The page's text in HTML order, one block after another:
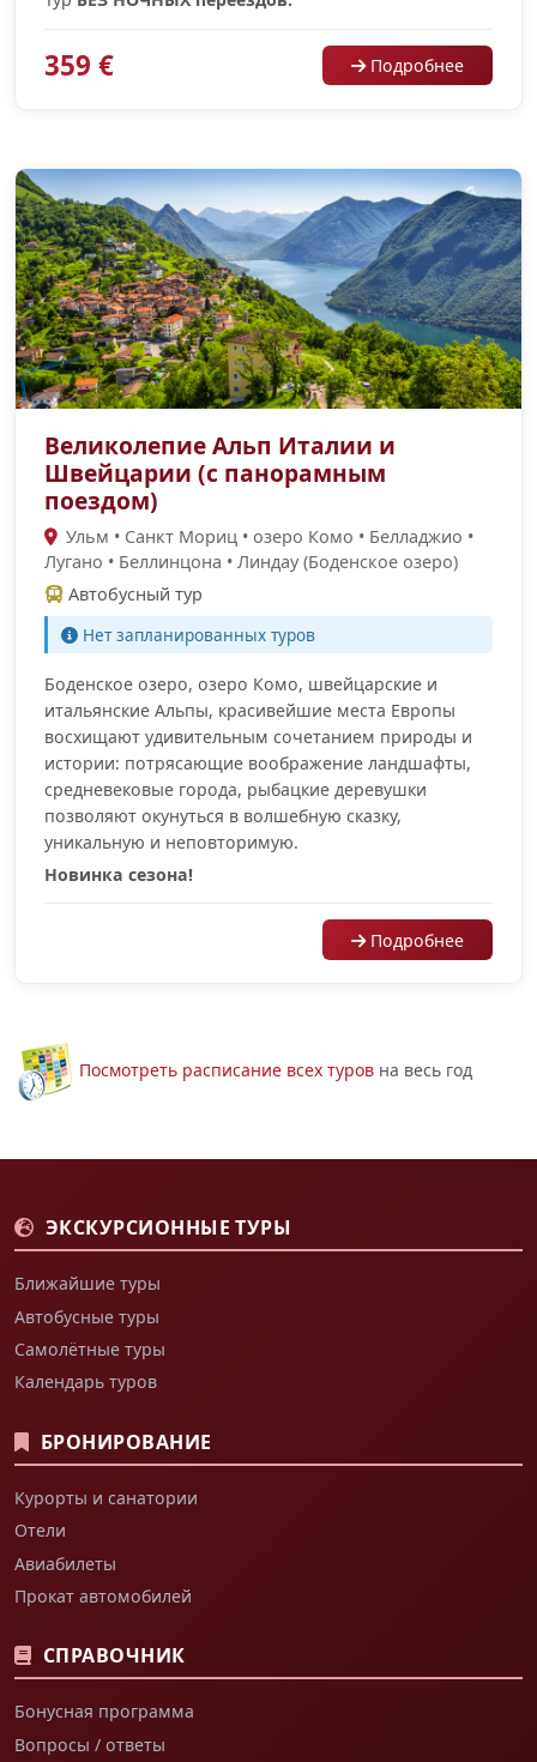
359 € Подробнее
Великолепие Альп Италии и
Швейцарии (с панорамным
поездом)
Ульм • Санкт Мориц • озеро Комо • Белладжио •
Лугано • Беллинцона • Линдау (Боденское озеро)
Автобусный тур
Нет запланированных туров
Боденское озеро, озеро Комо, швейцарские и
итальянские Альпы, красивейшие места Европы
восхищают удивительным сочетанием природы и
истории: потрясающие воображение ландшафты,
средневековые города, рыбацкие деревушки
позволяют окунуться в волшебную сказку,
уникальную и неповторимую.
Новинка сезона!
Подробнее
Посмотреть расписание всех туров на весь год
ЭКСКУРСИОННЫЕ ТУРЫ
Ближайшие туры
Автобусные туры
Самолётные туры
Календарь туров
БРОНИРОВАНИЕ
Курорты и санатории
Отели
Авиабилеты
Прокат автомобилей
СПРАВОЧНИК
Бонусная программа
Вопросы / ответы